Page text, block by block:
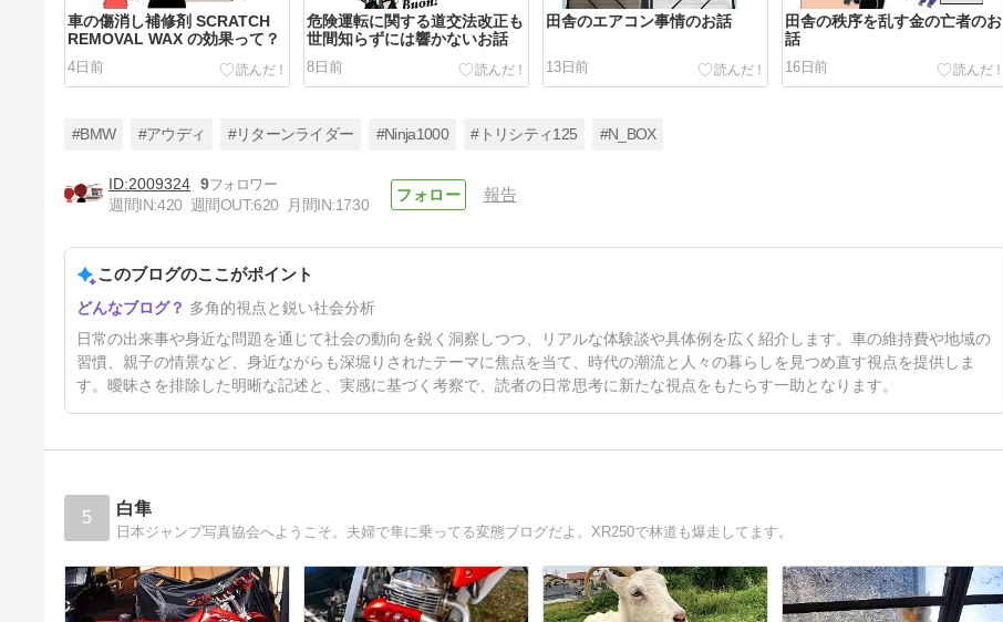
車の傷消し補修剤 SCRATCH
REMOVAL WAX の効果って？
4日前
危険運転に関する道交法改正も
世間知らずには響かないお話
8日前
田舎のエアコン事情のお話
13日前
田舎の秩序を乱す金の亡者のお
話
16日前
ます！はいいけれど！というお
話
30日前
#BMW #アウディ #リターンライダー #Ninja1000 #トリシティ125 #N_BOX
2009324 9
週間IN:420 週間OUT:620 月間IN:1730
報告
このブログのここがポイント
多角的視点と鋭い社会分析
日常の出来事や身近な問題を通じて社会の動向を鋭く洞察しつつ、リアルな体験談や具体例を広く紹介します。車の維持費や地域の
習慣、親子の情景など、身近ながらも深堀りされたテーマに焦点を当て、時代の潮流と人々の暮らしを見つめ直す視点を提供しま
す。曖昧さを排除した明晰な記述と、実感に基づく考察で、読者の日常思考に新たな視点をもたらす一助となります。
5 白隼
日本ジャンプ写真協会へようこそ。夫婦で隼に乗ってる変態ブログだよ。XR250で林道も爆走してます。